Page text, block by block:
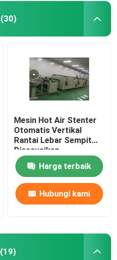
(30)
Mesin Hot Air Stenter
Otomatis Vertikal
Rantai Lebar Sempit
Disesuaikan
Harga terbaik
Hubungi kami
(19)